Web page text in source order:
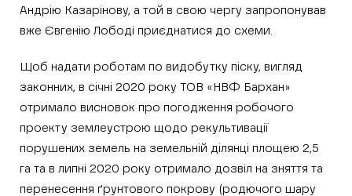
Андрію Казарінову, а той в свою чергу запропонував
вже Євгенію Лободі приєднатися до схеми.
Щоб надати роботам по видобутку піску, вигляд
законних, в січні 2020 року ТОВ «НВФ Бархан»
отримало висновок про погодження робочого
проекту землеустрою щодо рекультивації
порушених земель на земельній ділянці площею 2,5
га та в липні 2020 року отримало дозвіл на зняття та
перенесення ґрунтового покрову (родючого шару